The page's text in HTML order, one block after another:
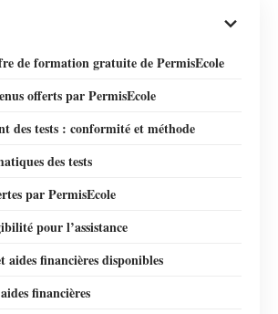
de formation gratuite de PermisEcole
offerts par PermisEcole
des tests : conformité et méthode
des tests
par PermisEcole
pour l’assistance
aides financières disponibles
financières